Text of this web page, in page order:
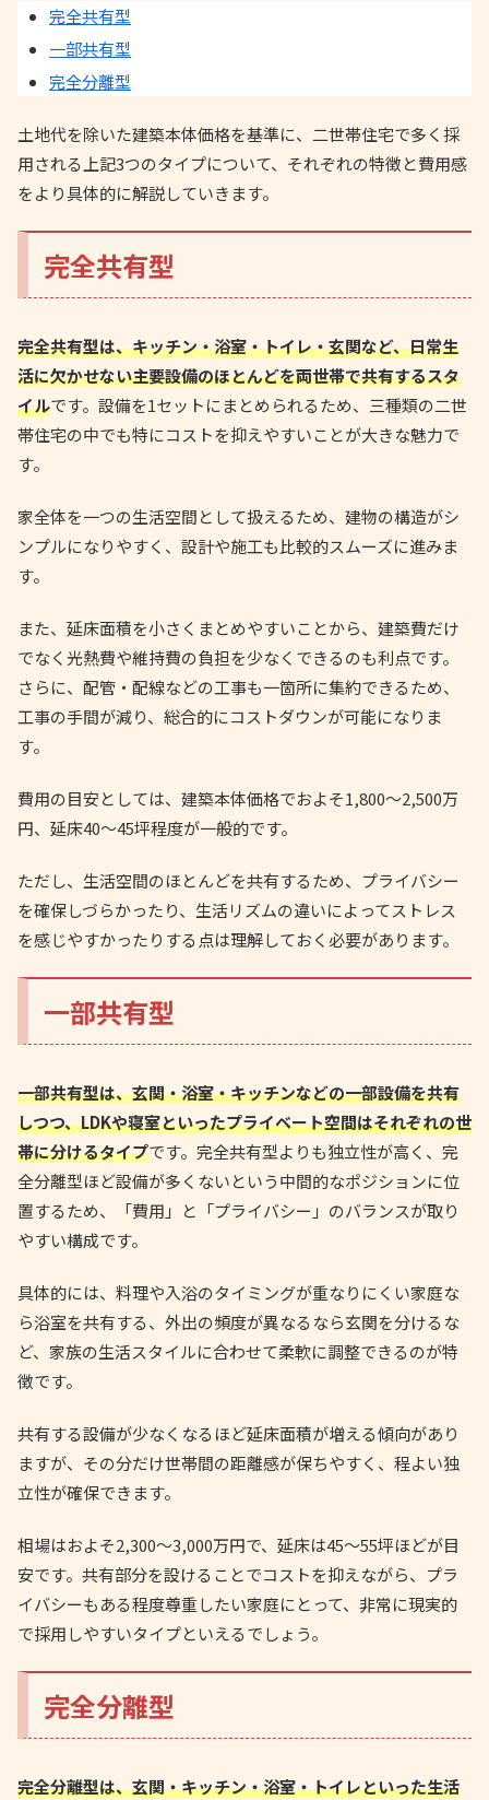
完全共有型
一部共有型
完全分離型
土地代を除いた建築本体価格を基準に、二世帯住宅で多く採
用される上記3つのタイプについて、それぞれの特徴と費用感
をより具体的に解説していきます。
完全共有型
完全共有型は、キッチン・浴室・トイレ・玄関など、日常生
活に欠かせない主要設備のほとんどを両世帯で共有するスタ
イルです。設備を1セットにまとめられるため、三種類の二世
帯住宅の中でも特にコストを抑えやすいことが大きな魅力で
す。
家全体を一つの生活空間として扱えるため、建物の構造がシ
ンプルになりやすく、設計や施工も比較的スムーズに進みま
す。
また、延床面積を小さくまとめやすいことから、建築費だけ
でなく光熱費や維持費の負担を少なくできるのも利点です。
さらに、配管・配線などの工事も一箇所に集約できるため、
工事の手間が減り、総合的にコストダウンが可能になりま
す。
費用の目安としては、建築本体価格でおよそ1,800〜2,500万
円、延床40〜45坪程度が一般的です。
ただし、生活空間のほとんどを共有するため、プライバシー
を確保しづらかったり、生活リズムの違いによってストレス
を感じやすかったりする点は理解しておく必要があります。
一部共有型
一部共有型は、玄関・浴室・キッチンなどの一部設備を共有
しつつ、LDKや寝室といったプライベート空間はそれぞれの世
帯に分けるタイプです。完全共有型よりも独立性が高く、完
全分離型ほど設備が多くないという中間的なポジションに位
置するため、「費用」と「プライバシー」のバランスが取り
やすい構成です。
具体的には、料理や入浴のタイミングが重なりにくい家庭な
ら浴室を共有する、外出の頻度が異なるなら玄関を分けるな
ど、家族の生活スタイルに合わせて柔軟に調整できるのが特
徴です。
共有する設備が少なくなるほど延床面積が増える傾向があり
ますが、その分だけ世帯間の距離感が保ちやすく、程よい独
立性が確保できます。
相場はおよそ2,300〜3,000万円で、延床は45〜55坪ほどが目
安です。共有部分を設けることでコストを抑えながら、プラ
イバシーもある程度尊重したい家庭にとって、非常に現実的
で採用しやすいタイプといえるでしょう。
完全分離型
完全分離型は、玄関・キッチン・浴室・トイレといった生活